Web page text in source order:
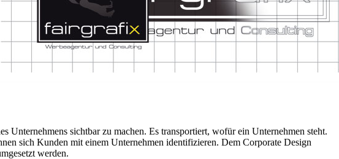
Unternehmens sichtbar zu machen. Es transportiert, wofür ein Unternehmen steht.
sich Kunden mit einem Unternehmen identifizieren. Dem Corporate Design
werden.